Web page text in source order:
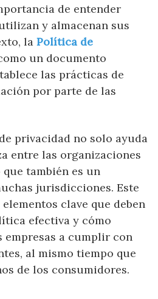
de entender
y almacenan sus
la Política de
un documento
las prácticas de
por parte de las
privacidad no solo ayuda
entre las organizaciones
también es un
jurisdicciones. Este
clave que deben
efectiva y cómo
empresas a cumplir con
al mismo tiempo que
de los consumidores.